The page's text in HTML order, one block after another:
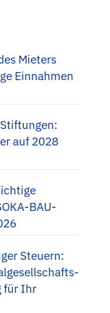
Mieters
Einnahmen
auf 2028
BAU-
Steuern:
für Ihr